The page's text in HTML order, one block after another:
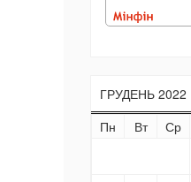
ГРУДЕНЬ 2022
Пн
Вт Ср